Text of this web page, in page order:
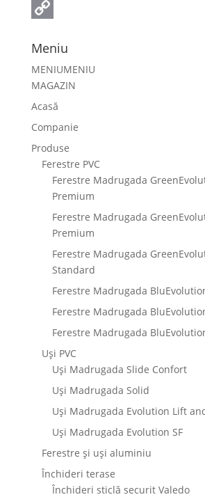
LinkedIn
Link
Meniu
MENIUMENIU
MAGAZIN
Acasă
Companie
Produse
Ferestre PVC
Ferestre Madrugada
Premium
Ferestre Madrugada
Premium
Ferestre Madrugada
Standard
Ferestre Madrugada
Ferestre Madrugada
Ferestre Madrugada
Uși PVC
Uși Madrugada Slide Confort
Uși Madrugada Solid
Uși Madrugada Evolution Lift
Uși Madrugada Evolution SF
Ferestre și uși aluminiu
Închideri terase
Închideri sticlă securit Valedo